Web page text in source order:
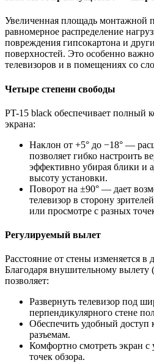
Увеличенная площадь монтажной
равномерное распределение
повреждения гипсокартона и
поверхностей. Это особенно
телевизоров и в помещениях со
Четыре степени свободы
PT-15 black обеспечивает полный
экрана:
Наклон от +5° до −18° —
позволяет гибко настроить
эффективно убирая блики и
высоту установки.
Поворот на ±90° — дает
телевизор в сторону
или просмотре с разных
Регулируемый вылет
Расстояние от стены изменяется в
Благодаря внушительному вылету
позволяет:
Развернуть телевизор под
перпендикулярного стене
Обеспечить удобный доступ
разъемам.
Комфортно смотреть экран
точек обзора.